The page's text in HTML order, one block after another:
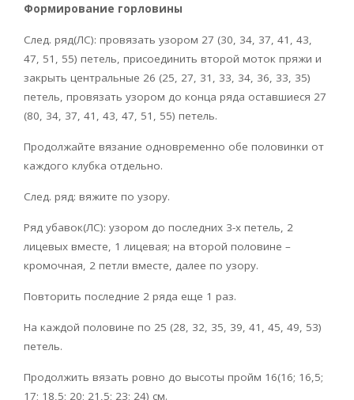
Формирование горловины
След. ряд(ЛС): провязать узором 27 (30, 34, 37, 41, 43,
47, 51, 55) петель, присоединить второй моток пряжи и
закрыть центральные 26 (25, 27, 31, 33, 34, 36, 33, 35)
петель, провязать узором до конца ряда оставшиеся 27
(80, 34, 37, 41, 43, 47, 51, 55) петель.
Продолжайте вязание одновременно обе половинки от
каждого клубка отдельно.
След. ряд: вяжите по узору.
Ряд убавок(ЛС): узором до последних 3-х петель, 2
лицевых вместе, 1 лицевая; на второй половине –
кромочная, 2 петли вместе, далее по узору.
Повторить последние 2 ряда еще 1 раз.
На каждой половине по 25 (28, 32, 35, 39, 41, 45, 49, 53)
петель.
Продолжить вязать ровно до высоты пройм 16(16; 16,5;
17; 18,5; 20; 21,5; 23; 24) см.